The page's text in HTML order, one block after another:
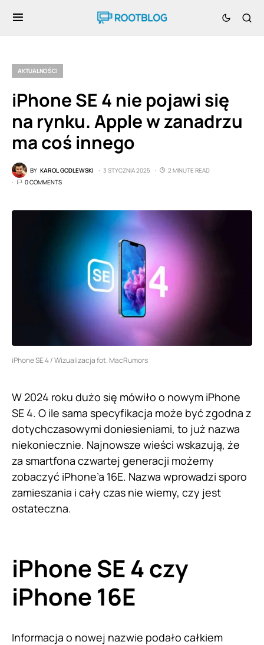
AKTUALNOŚCI
iPhone SE 4 nie pojawi się
na rynku. Apple w zanadrzu
ma coś innego
BY KAROL GODLEWSKI 3 STYCZNIA 2025
2 MINUTE READ
0 COMMENTS
iPhone SE 4 / Wizualizacja fot. MacRumors
W 2024 roku dużo się mówiło o nowym iPhone
SE 4. O ile sama specyfikacja może być zgodna z
dotychczasowymi doniesieniami, to już nazwa
niekoniecznie. Najnowsze wieści wskazują, że
za smartfona czwartej generacji możemy
zobaczyć iPhone’a 16E. Nazwa wprowadzi sporo
zamieszania i cały czas nie wiemy, czy jest
ostateczna.
iPhone SE 4 czy
iPhone 16E
Informacja o nowej nazwie podało całkiem